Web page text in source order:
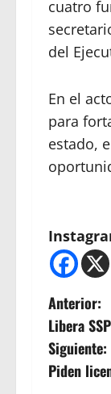
cuatro
del
En el
para
estado,
N
a
v
Anterior:
Libera
Siguiente:
Piden